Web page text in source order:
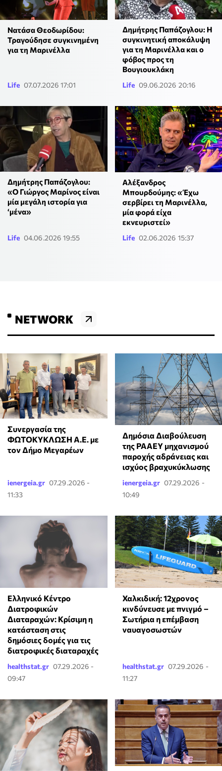
Νατάσα Θεοδωρίδου:
Τραγούδησε συγκινημένη
για τη Μαρινέλλα
Life 07.07.2026 17:01
Δημήτρης Παπάζογλου: Η
συγκινητική αποκάλυψη
για τη Μαρινέλλα και ο
φόβος προς τη
Βουγιουκλάκη
Life 09.06.2026 20:16
Δημήτρης Παπάζογλου:
«Ο Γιώργος Μαρίνος είναι
μία μεγάλη ιστορία για
‘μένα»
Life 04.06.2026 19:55
Αλέξανδρος
Μπουρδούμης: «Έχω
σερβίρει τη Μαρινέλλα,
μία φορά είχα
εκνευριστεί»
Life 02.06.2026 15:37
NETWORK
Συνεργασία της
ΦΩΤΟΚΥΚΛΩΣΗ Α.Ε. με
τον Δήμο Μεγαρέων
ienergeia.gr 07.29.2026 -
11:33
Δημόσια Διαβούλευση
της ΡΑΑΕΥ μηχανισμού
παροχής αδράνειας και
ισχύος βραχυκύκλωσης
ienergeia.gr 07.29.2026 -
10:49
Ελληνικό Κέντρο
Διατροφικών
Διαταραχών: Κρίσιμη η
κατάσταση στις
δημόσιες δομές για τις
διατροφικές διαταραχές
healthstat.gr 07.29.2026 -
09:47
Χαλκιδική: 12χρονος
κινδύνευσε με πνιγμό –
Σωτήρια η επέμβαση
ναυαγοσωστών
healthstat.gr 07.29.2026 -
11:27